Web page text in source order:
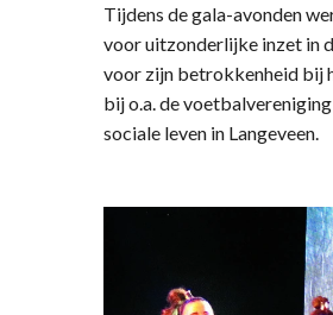
Tijdens de gala-avonden
voor uitzonderlijke inzet in
voor zijn betrokkenheid bij
bij o.a. de
sociale leven in Langeveen.